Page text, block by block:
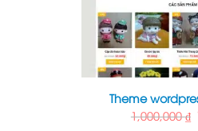
Theme
1,000,000₫